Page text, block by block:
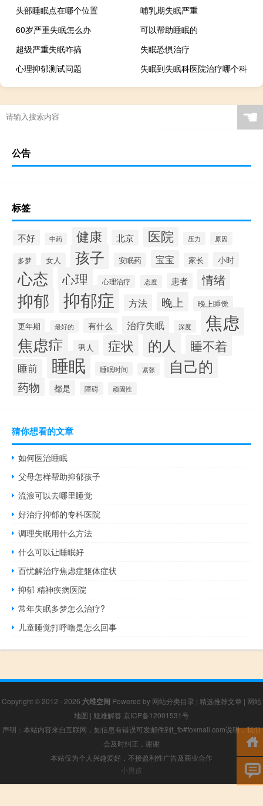
头部睡眠点在哪个位置
哺乳期失眠严重
60岁严重失眠怎么办
可以帮助睡眠的
超级严重失眠咋搞
失眠恐惧治疗
心理抑郁测试问题
失眠到失眠科医院治疗哪个科
☚
公告
标签
不好 中药 健康 北京 医院 压力 原因
多梦 女人 孩子 安眠药 宝宝 家长 小时
心态 心理 心理治疗 态度 患者 情绪
抑郁 抑郁症 方法 晚上
晚上睡觉
更年期
最好的 有什么 治疗失眠 深度 焦虑
焦虑症 男人 症状 的人 睡不着
睡前 睡眠 睡眠时间 紧张 自己的
药物 都是 障碍 顽固性
猜你想看的文章
如何医治睡眠
父母怎样帮助抑郁孩子
流浪可以去哪里睡觉
好治疗抑郁的专科医院
调理失眠用什么方法
什么可以让睡眠好
百忧解治疗焦虑症躯体症状
抑郁 精神疾病医院
常年失眠多梦怎么治疗?
儿童睡觉打呼噜是怎么回事
Copyright © 2012 - 2026 六维空间 Powered by 网站分类目录 | 精选推荐文章 | 网站
地图 | 疑难解答 京ICP备12001531号
声明：本站内容来自互联网，如信息有错误可发邮件到f_fb#foxmail.com说明，我们
会及时纠正，谢谢
本站仅为个人兴趣爱好，不接盈利性广告及商业合作
小男孩